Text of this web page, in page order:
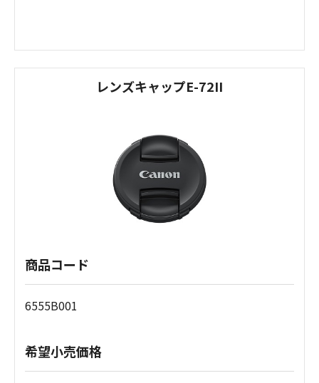
レンズキャップE-72II
商品コード
6555B001
希望小売価格